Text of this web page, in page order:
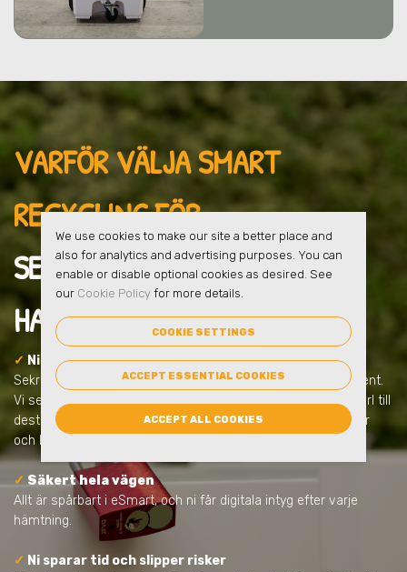
VARFÖR VÄLJA SMART
RECYCLING FÖR
SEKRETESSHANTERINGI
HANINGE?
✓ Ni får en säker lösning från start
Sekretesshantering handlar om mer än att samla in dokument.
Vi ser till att allt sker tryggt, låst och dokumenterat – från kärl till
destruktion. Allt anpassas efter ert behov och uppfyller lagar
och krav.
✓ Säkert hela vägen
Allt är spårbart i eSmart, och ni får digitala intyg efter varje
hämtning.
✓ Ni sparar tid och slipper risker
We use cookies to make our site a better place and
also for analytics and advertising purposes. You can
enable or disable optional cookies as desired. See
our Cookie Policyfor more details.
COOKIE SETTINGS
ACCEPT ESSENTIAL COOKIES
ACCEPT ALL COOKIES